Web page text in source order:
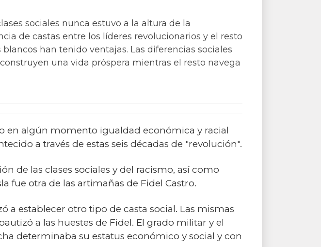
sociales nunca estuvo a la altura de la
de castas entre los líderes revolucionarios y el resto
han tenido ventajas. Las diferencias sociales
una vida próspera mientras el resto navega
en algún momento igualdad económica y racial
a través de estas seis décadas de "revolución".
de las clases sociales y del racismo, así como
fue otra de las artimañas de Fidel Castro.
a establecer otro tipo de casta social. Las mismas
a las huestes de Fidel. El grado militar y el
determinaba su estatus económico y social y con